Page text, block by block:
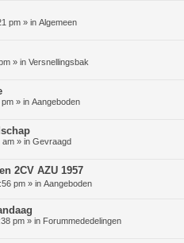
pm » in Algemeen
» in Versnellingsbak
pm » in Aangeboden
am » in Gevraagd
2CV AZU 1957
pm » in Aangeboden
pm » in Forummededelingen